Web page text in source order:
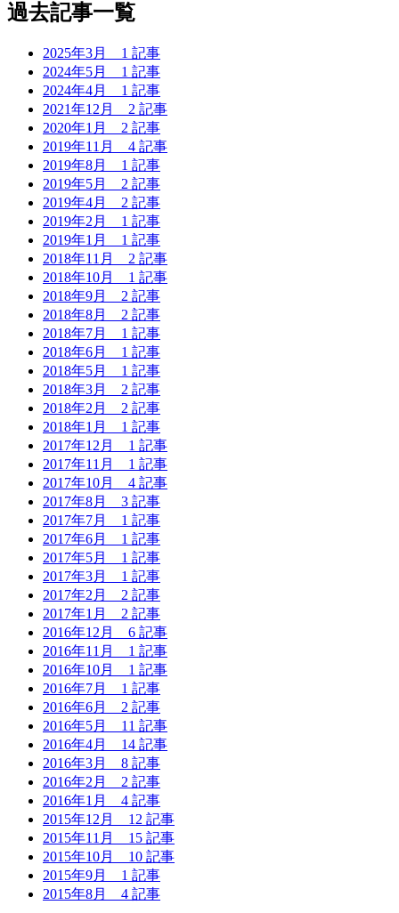
過去記事一覧
2025年3月 1 記事
2024年5月 1 記事
2024年4月 1 記事
2021年12月 2 記事
2020年1月 2 記事
2019年11月 4 記事
2019年8月 1 記事
2019年5月 2 記事
2019年4月 2 記事
2019年2月 1 記事
2019年1月 1 記事
2018年11月 2 記事
2018年10月 1 記事
2018年9月 2 記事
2018年8月 2 記事
2018年7月 1 記事
2018年6月 1 記事
2018年5月 1 記事
2018年3月 2 記事
2018年2月 2 記事
2018年1月 1 記事
2017年12月 1 記事
2017年11月 1 記事
2017年10月 4 記事
2017年8月 3 記事
2017年7月 1 記事
2017年6月 1 記事
2017年5月 1 記事
2017年3月 1 記事
2017年2月 2 記事
2017年1月 2 記事
2016年12月 6 記事
2016年11月 1 記事
2016年10月 1 記事
2016年7月 1 記事
2016年6月 2 記事
2016年5月 11 記事
2016年4月 14 記事
2016年3月 8 記事
2016年2月 2 記事
2016年1月 4 記事
2015年12月 12 記事
2015年11月 15 記事
2015年10月 10 記事
2015年9月 1 記事
2015年8月 4 記事